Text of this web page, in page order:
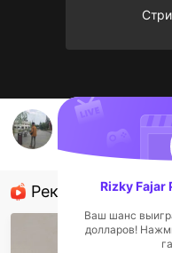
Skuy
Rizky Fajar Pratama
Прямые трансляции
sentinelStart
Rizky Fajar
Ваш шанс
долларов!